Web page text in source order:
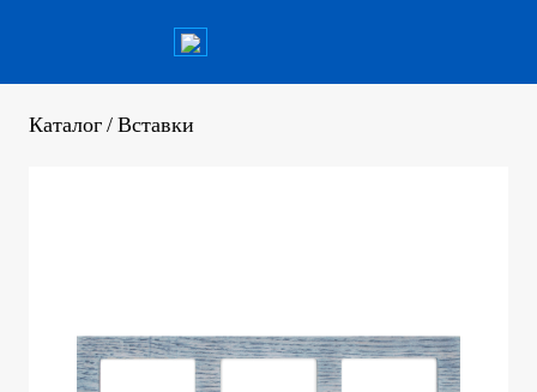
Каталог / Вставки